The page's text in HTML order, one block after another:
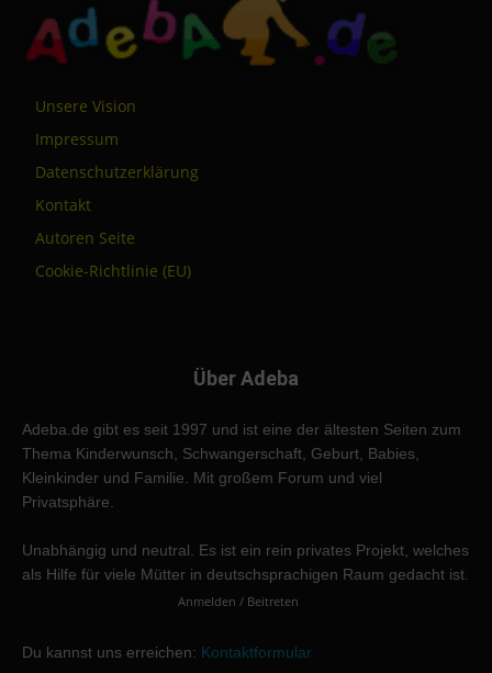
Unsere Vision
Impressum
Datenschutzerklärung
Kontakt
Autoren Seite
Cookie-Richtlinie (EU)
Über Adeba
Adeba.de gibt es seit 1997 und ist eine der ältesten Seiten zum
Thema Kinderwunsch, Schwangerschaft, Geburt, Babies,
Kleinkinder und Familie. Mit großem Forum und viel
Privatsphäre.
Unabhängig und neutral. Es ist ein rein privates Projekt, welches
als Hilfe für viele Mütter in deutschsprachigen Raum gedacht ist.
Anmelden / Beitreten
Du kannst uns erreichen: Kontaktformular